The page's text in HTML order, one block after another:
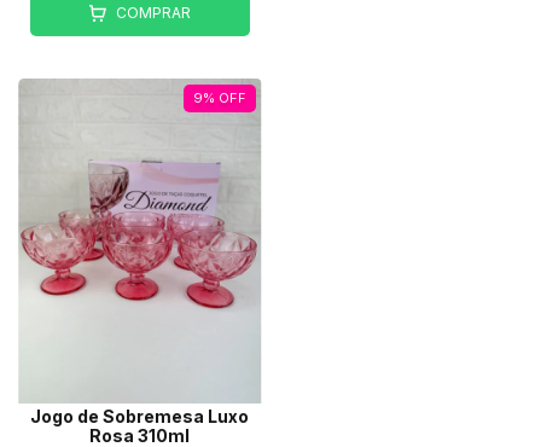
COMPRAR
9% OFF
Jogo de Sobremesa Luxo
Rosa 310ml